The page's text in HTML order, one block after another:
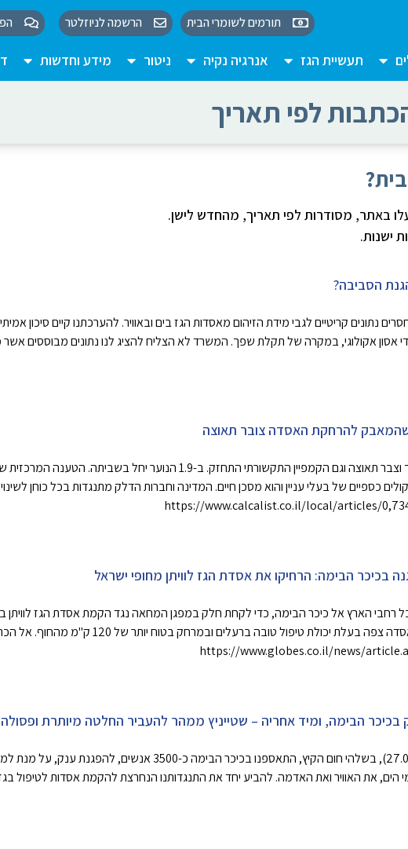
תורמים לשומרי הבית הרשמה לניוזלטר
תעשיית הגז אנרגיה נקיה ניטור מידע וחדשות
לפי תאריך
באתר, מסודרות לפי תאריך, מהחדש לישן.
ישנות.
הסביבה?
נתונים קריטיים לגבי מידת הזיהום מאסדות הגז בים ובאוויר. להערכתנו קיים סיכון
אסון אקולוגי, במקרה של תקלת שפך. המשרד לא הצליח להציג לנו נתונים מבוססים אשר
שהמאבק להרחקת האסדה צובר תאוצה
המאבק נגד האסדה הולך וצבר תאוצה וגם הקמפיין התקשורתי התחזק. ב-1.9
https://www.calcalist.co.il/local/articles/
בכיכר הבימה: הרחיקו את אסדת הגז לוויתן מחופי ישראל
רחבי הארץ אל כיכר הבימה, כדי לקחת חלק במפגן המחאה נגד הקמת אסדת הגז לוויתן
המקורית להקים אותה כאסדה צפה בעלת יכולת טיפול
https://www.globes.co.il/news/
בכיכר הבימה, ומיד אחריה – שטייניץ ממהר להעביר החלטה מיותרת
ביום שישי בצהריים (27.07.18), בשלהי חום הקיץ, התאספנו בכיכר
הים, את האוויר ואת האדמה. להביע יחד את התנגדותנו הנחרצת להקמת אסדות לטיפול